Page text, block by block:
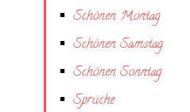
Schönen Montag
Schönen Samstag
Schönen Sonntag
Sprüche